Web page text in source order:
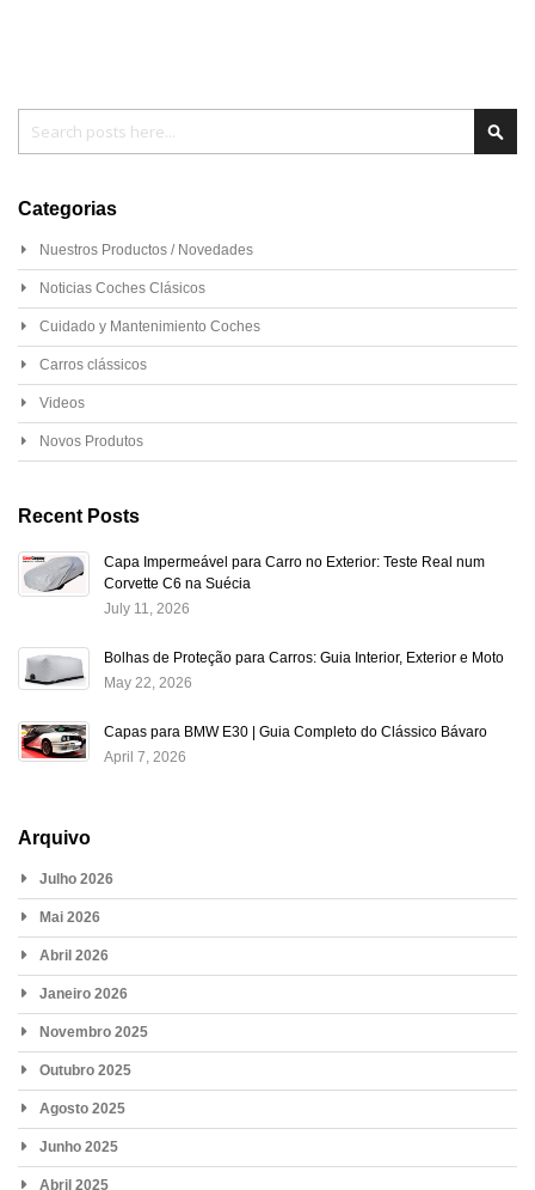
Categorias
Nuestros Productos / Novedades
Noticias Coches Clásicos
Cuidado y Mantenimiento Coches
Carros clássicos
Videos
Novos Produtos
Recent Posts
Capa Impermeável para Carro no Exterior: Teste Real num
Corvette C6 na Suécia
July 11, 2026
Bolhas de Proteção para Carros: Guia Interior, Exterior e Moto
May 22, 2026
Capas para BMW E30 | Guia Completo do Clássico Bávaro
April 7, 2026
Arquivo
Julho 2026
Mai 2026
Abril 2026
Janeiro 2026
Novembro 2025
Outubro 2025
Agosto 2025
Junho 2025
Abril 2025